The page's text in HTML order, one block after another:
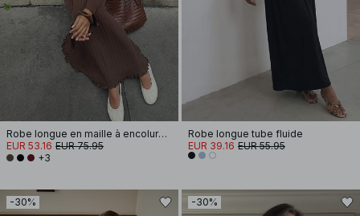
Robe longue en maille à encolure ronde et volants
EUR 53.16 EUR 75.95
+3
Robe longue tube fluide
EUR 39.16 EUR 55.95
-30% -30%